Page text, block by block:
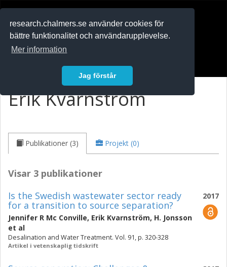
research.chalmers.se använder cookies för
bättre funktionalitet och användarupplevelse.
Mer information
Jag förstår
Erik Kvarnström
Publikationer (3) Projekt (0)
Visar 3 publikationer
2017
Is the Swedish wastewater sector ready
for a transition to source separation?
Jennifer R Mc Conville, Erik Kvarnström, H. Jonsson
et al
Desalination and Water Treatment. Vol. 91, p. 320-328
Artikel i vetenskaplig tidskrift